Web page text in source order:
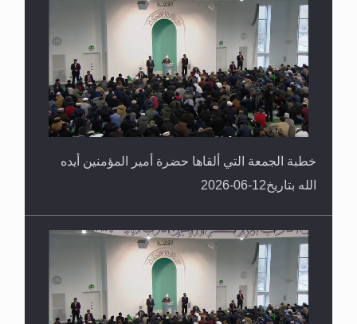
خطبة الجمعة التي ألقاها حضرة أمير المؤمنين أيده
الله بتاريخ12-06-2026